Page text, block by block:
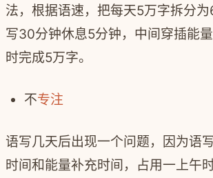
法，根据语速，把每天5万字拆分
写30分钟休息5分钟，中间穿插能
时完成5万字。
不专注
语写几天后出现一个问题，因为语
时间和能量补充时间，占用一上午